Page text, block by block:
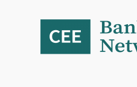
navigation